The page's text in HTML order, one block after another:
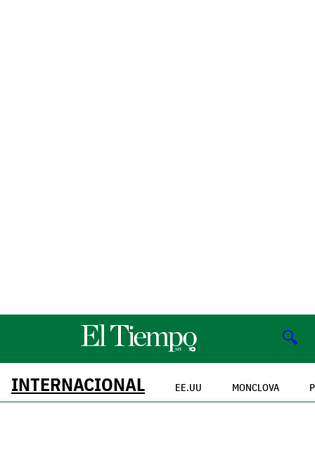
🔍
INTERNACIONAL EE.UU MONCLOVA